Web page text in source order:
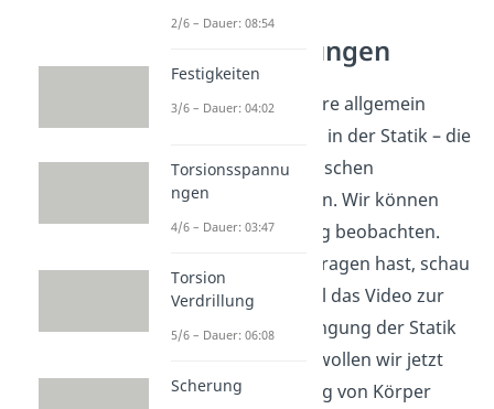
Normal- und
Schubspannungen
In der Festigkeitslehre allgemein
betrachten wir – wie in der Statik – die
Systeme, die im statischen
Gleichgewicht stehen. Wir können
also keine Bewegung beobachten.
Falls du dazu noch Fragen hast, schau
du dir doch nochmal das Video zur
Gleichgewichtsbedingung der Statik
an. Zusätzlich dazu wollen wir jetzt
noch die Verformung von Körper
2/6 – Dauer: 08:54
Festigkeiten
3/6 – Dauer: 04:02
Torsionsspannu
ngen
4/6 – Dauer: 03:47
Torsion
Verdrillung
5/6 – Dauer: 06:08
Scherung